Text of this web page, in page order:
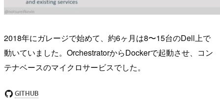
2018年にガレージで始めて、約6ヶ月は8〜15台のDell上で
動いていました。OrchestratorからDockerで起動させ、コン
テナベースのマイクロサービスでした。